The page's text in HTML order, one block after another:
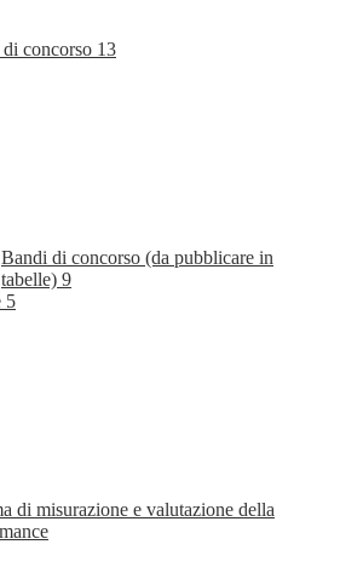
concorso 13
Bandi di concorso (da pubblicare in
tabelle) 9
5
di misurazione e valutazione della